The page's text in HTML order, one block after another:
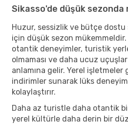
Sikasso'de düşük sezonda
Huzur, sessizlik ve bütçe
için düşük sezon
otantik deneyimler, turistik
olmaması ve daha ucuz
anlamına gelir. Yerel işletmeler
indirimler sunarak lüks
kolaylaştırır.
Daha az turistle daha otantik
yerel kültürle daha derin bir